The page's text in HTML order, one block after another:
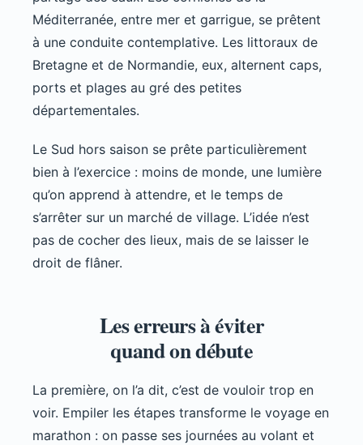
Méditerranée, entre mer et garrigue, se prêtent
à une conduite contemplative. Les littoraux de
Bretagne et de Normandie, eux, alternent caps,
ports et plages au gré des petites
départementales.
Le Sud hors saison se prête particulièrement
bien à l’exercice : moins de monde, une lumière
qu’on apprend à attendre, et le temps de
s’arrêter sur un marché de village. L’idée n’est
pas de cocher des lieux, mais de se laisser le
droit de flâner.
Les erreurs à éviter
quand on débute
La première, on l’a dit, c’est de vouloir trop en
voir. Empiler les étapes transforme le voyage en
marathon : on passe ses journées au volant et